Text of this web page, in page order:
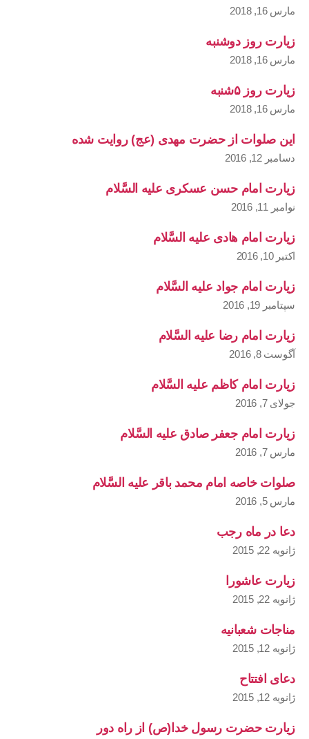
مارس 16, 2018
زیارت روز دوشنبه
مارس 16, 2018
زیارت روز ۵شنبه
مارس 16, 2018
این صلوات از حضرت مهدی (عج) روایت شده
دسامبر 12, 2016
زیارت امام حسن عسکری علیه السَّلام
نوامبر 11, 2016
زیارت امام هادی علیه السَّلام
اکتبر 10, 2016
زیارت امام جواد علیه السَّلام
سپتامبر 19, 2016
زیارت امام رضا علیه السَّلام
آگوست 8, 2016
زیارت امام کاظم علیه السَّلام
جولای 7, 2016
زیارت امام جعفر صادق علیه السَّلام
مارس 7, 2016
صلوات خاصه امام محمد باقر علیه السَّلام
مارس 5, 2016
دعا در ماه رجب
ژانویه 22, 2015
زیارت عاشورا
ژانویه 22, 2015
مناجات شعبانیه
ژانویه 12, 2015
دعای افتتاح
ژانویه 12, 2015
زیارت حضرت رسول خدا(ص) از راه دور